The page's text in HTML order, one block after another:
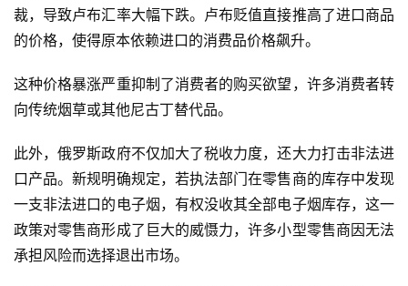
裁，导致卢布汇率大幅下跌。卢布贬值直接推高了进口商品
的价格，使得原本依赖进口的消费品价格飙升。
这种价格暴涨严重抑制了消费者的购买欲望，许多消费者转
向传统烟草或其他尼古丁替代品。
此外，俄罗斯政府不仅加大了税收力度，还大力打击非法进
口产品。新规明确规定，若执法部门在零售商的库存中发现
一支非法进口的电子烟，有权没收其全部电子烟库存，这一
政策对零售商形成了巨大的威慑力，许多小型零售商因无法
承担风险而选择退出市场。